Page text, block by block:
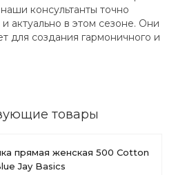
консультанты точно
актуально в этом сезоне. Они
для создания гармоничного и
товары
прямая женская 500 Cotton
Jay Basics